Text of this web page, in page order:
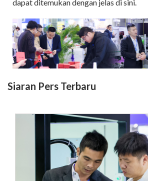
dapat ditemukan dengan jelas di sini.
Siaran Pers Terbaru